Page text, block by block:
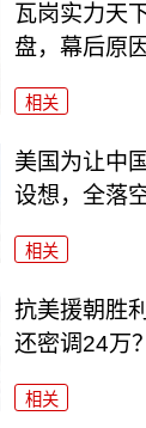
瓦岗实力天
盘，幕后原
相关
美国为让中
设想，全落
相关
抗美援朝胜
还密调24万？
相关